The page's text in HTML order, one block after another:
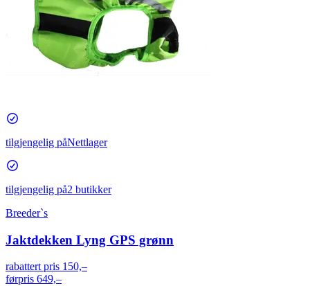
tilgjengelig påNettlager
tilgjengelig på2 butikker
Breeder`s
Jaktdekken Lyng GPS grønn
rabattert pris 150,–
førpris 649,–